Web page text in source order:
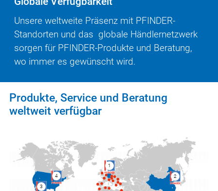
Unsere weltweite Präsenz mit PFINDER-
Standorten und das globale Händler­netzwerk
sorgen für PFINDER-Produkte und Be­ratung,
wo immer es gewünscht wird.
Produkte, Service und Beratung
weltweit verfügbar
1
2
3
4